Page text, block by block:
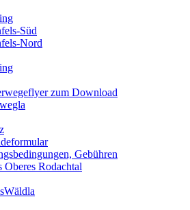
Süd
Nord
zum Download
Gebühren
Oberes Rodachtal